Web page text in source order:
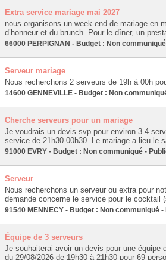
Extra service mariage mai 2027
nous organisons un week-end de mariage en
d’honneur et du brunch. Pour le dîner, un
66000 PERPIGNAN - Budget : Non
Serveur mariage
Nous recherchons 2 serveurs de 19h à 00h
14600 GENNEVILLE - Budget : Non
Cherche serveurs pour un mariage
Je voudrais un devis svp pour environ 3-4
service de 21h30-00h30. Le mariage a lieu le
91000 EVRY - Budget : Non communiqué -
Serveur
Nous recherchons un serveur ou extra pour
demande concerne le service pour le
91540 MENNECY - Budget : Non communiqué -
Équipe de 3 serveurs
Je souhaiterai avoir un devis pour une équipe
du 29/08/2026 de 19h30 à 21h30 pour 69